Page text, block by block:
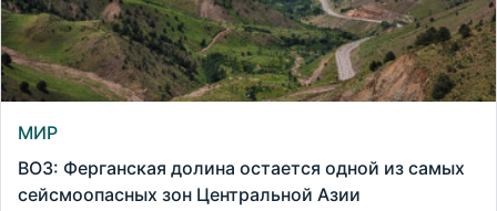
МИР
ВОЗ: Ферганская долина остается одной из самых
сейсмоопасных зон Центральной Азии